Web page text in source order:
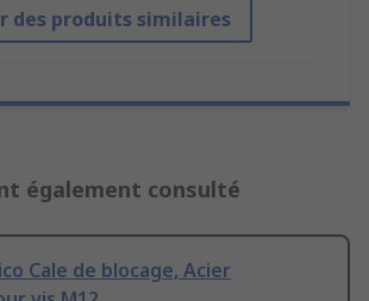
des produits similaires
également consulté
Cale de blocage, Acier